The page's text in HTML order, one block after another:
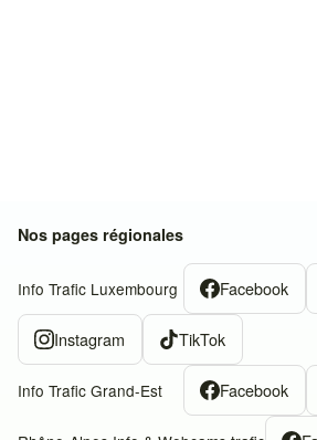
Nos pages régionales
Info Trafic Luxembourg Facebook
Instagram TikTok
Info Trafic Grand-Est Facebook